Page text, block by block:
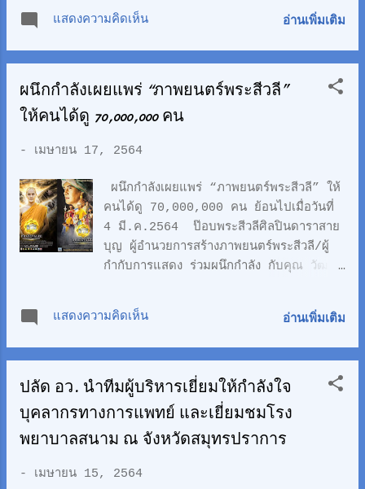
อุดมศึกษา วิทยาศาสตร์ วิจัยและ
นวัตกรรม(อว.) พร้อมปลัดกระทรวงและผู้
บริหาร ลงพื้นที่ติดตามความคืบหน้าการจัดตั้ง
โรงพยาบาลสนาม ที่ มหาวิทยาลัย
ศรีนครินทรวิโรฒ(มศว.) องครักษ์
วัฒนะกุล อธิการบดี มศว. ผศ.พญ.นันทนา
ชุมช่วย ผอ.โรงพยาบาล ศูนย์การแพทย์
กุมารี พญ.อมรรัตน์ จันทร์เพ็ญ นายแพทย์
สาธาณรสุขจังหวัดนครนายก เข้าร่วม ..
ทั้งนี้ ผศ.พญ.นันทนา กล่าวว่า มศว.ได้
เตรียมโรงพยาบาลสนามไว้ จำนวน 200
เตียง โดยจะเปิดให้บริการในวันที่ 18
พยาบาลสนามของ มศว. จะรับผู้ป่วยจาก
นิสิตของมหาวิทยาลัย โรงพยาบาลสนาม มี
ศักยภาพสามารถตรวจคัดกรองผู้ป่วยโควิดรู้ผล
ได้ภายใน 6 ชั่วโมง มีพยาบาล จำนวน 59
คน ผู้ช่...
แสดงความคิดเห็น อ่านเพิ่มเติม
ผนึกกำลังเผยแพร่ “ภาพยนตร์พระสีวลี”
ให้คนได้ดู 70,000,000 คน
- เมษายน 17, 2564
ผนึกกำลังเผยแพร่ “ภาพยนตร์พระสีวลี” ให้
คนได้ดู 70,000,000 คน ย้อนไปเมื่อวันที่
4 มี.ค.2564 ป๊อบพระสีวลีศิลปินดาราสาย
บุญ ผู้อำนวยการสร้างภาพยนตร์พระสีวลี/ผู้
กำกับการแสดง ร่วมผนึกกำลัง กับคุณ วัฒน์-
เป็นเจ้าของจอหนังเคลื่อนที่ ได้ประสงค์
ให้การสนับสนุน ผลักดัน ภาพยนตร์พระสีวลี
ให้เป็นที่รู้จัก ย้อนไปเมื่อปี 2563 โดยอาจาร
ย์ป๊อบโชตณภร หรือที่วงการมักคุ้นชื่อ ป๊อบ
พระสีวลี ได้มาติดต่อให้นำจอไปฉายที่วัดต่างๆ
โดยยังไม่ทราบว่าหนังอะไร จนกระทั่งมาท
ราบภายหลังว่า อาจารย์ป๊อบพระสีวลีนั้น เป็น
ผู้อำนวยการสร้าง เป็นทั้งนักแสดง และนักบุญ
มากนักคิดว่าเป็นการทำธุรกิจหนังทั่วไป
แสดงความคิดเห็น อ่านเพิ่มเติม
ปลัด อว. นำทีมผู้บริหารเยี่ยมให้กำลังใจ
บุคลากรทางการแพทย์ และเยี่ยมชมโรง
พยาบาลสนาม ณ จังหวัดสมุทรปราการ
- เมษายน 15, 2564